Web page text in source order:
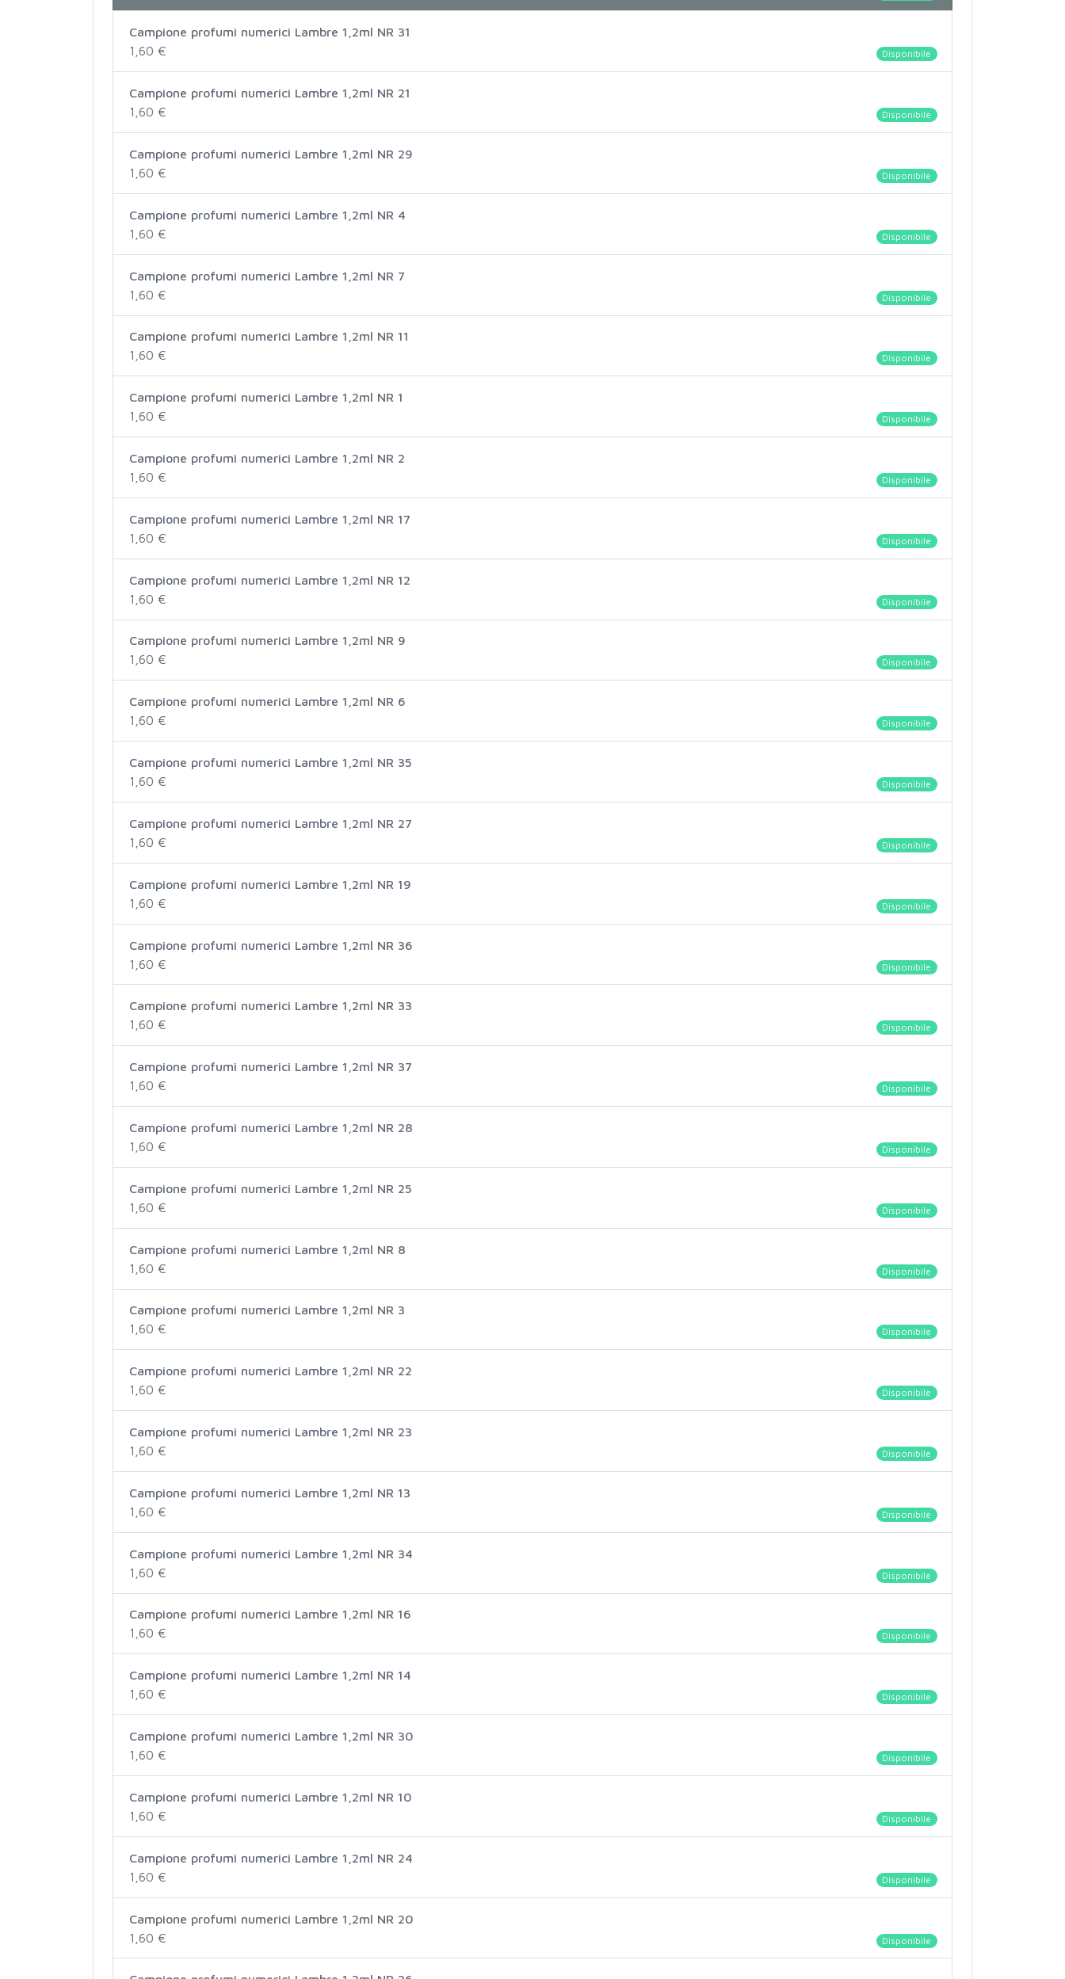
Campione profumi numerici Lambre 1,2ml NR 31
Disponibile
1,60 €
Campione profumi numerici Lambre 1,2ml NR 21
Disponibile
1,60 €
Campione profumi numerici Lambre 1,2ml NR 29
Disponibile
1,60 €
Campione profumi numerici Lambre 1,2ml NR 4
Disponibile
1,60 €
Campione profumi numerici Lambre 1,2ml NR 7
Disponibile
1,60 €
Campione profumi numerici Lambre 1,2ml NR 11
Disponibile
1,60 €
Campione profumi numerici Lambre 1,2ml NR 1
Disponibile
1,60 €
Campione profumi numerici Lambre 1,2ml NR 2
Disponibile
1,60 €
Campione profumi numerici Lambre 1,2ml NR 17
Disponibile
1,60 €
Campione profumi numerici Lambre 1,2ml NR 12
Disponibile
1,60 €
Campione profumi numerici Lambre 1,2ml NR 9
Disponibile
1,60 €
Campione profumi numerici Lambre 1,2ml NR 6
Disponibile
1,60 €
Campione profumi numerici Lambre 1,2ml NR 35
Disponibile
1,60 €
Campione profumi numerici Lambre 1,2ml NR 27
Disponibile
1,60 €
Campione profumi numerici Lambre 1,2ml NR 19
Disponibile
1,60 €
Campione profumi numerici Lambre 1,2ml NR 36
Disponibile
1,60 €
Campione profumi numerici Lambre 1,2ml NR 33
Disponibile
1,60 €
Campione profumi numerici Lambre 1,2ml NR 37
Disponibile
1,60 €
Campione profumi numerici Lambre 1,2ml NR 28
Disponibile
1,60 €
Campione profumi numerici Lambre 1,2ml NR 25
Disponibile
1,60 €
Campione profumi numerici Lambre 1,2ml NR 8
Disponibile
1,60 €
Campione profumi numerici Lambre 1,2ml NR 3
Disponibile
1,60 €
Campione profumi numerici Lambre 1,2ml NR 22
Disponibile
1,60 €
Campione profumi numerici Lambre 1,2ml NR 23
Disponibile
1,60 €
Campione profumi numerici Lambre 1,2ml NR 13
Disponibile
1,60 €
Campione profumi numerici Lambre 1,2ml NR 34
Disponibile
1,60 €
Campione profumi numerici Lambre 1,2ml NR 16
Disponibile
1,60 €
Campione profumi numerici Lambre 1,2ml NR 14
Disponibile
1,60 €
Campione profumi numerici Lambre 1,2ml NR 30
Disponibile
1,60 €
Campione profumi numerici Lambre 1,2ml NR 10
Disponibile
1,60 €
Campione profumi numerici Lambre 1,2ml NR 24
Disponibile
1,60 €
Campione profumi numerici Lambre 1,2ml NR 20
Disponibile
1,60 €